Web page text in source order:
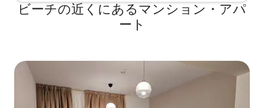
ビーチの近くにあるマンション・アパ
ート